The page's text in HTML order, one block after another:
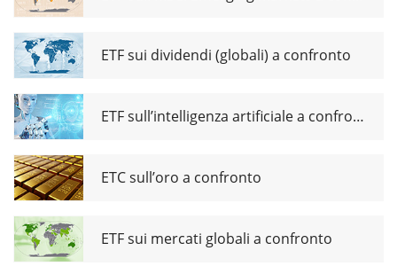
ETF sui dividendi (globali) a confronto
ETF sull’intelligenza artificiale a confronto
ETC sull’oro a confronto
ETF sui mercati globali a confronto